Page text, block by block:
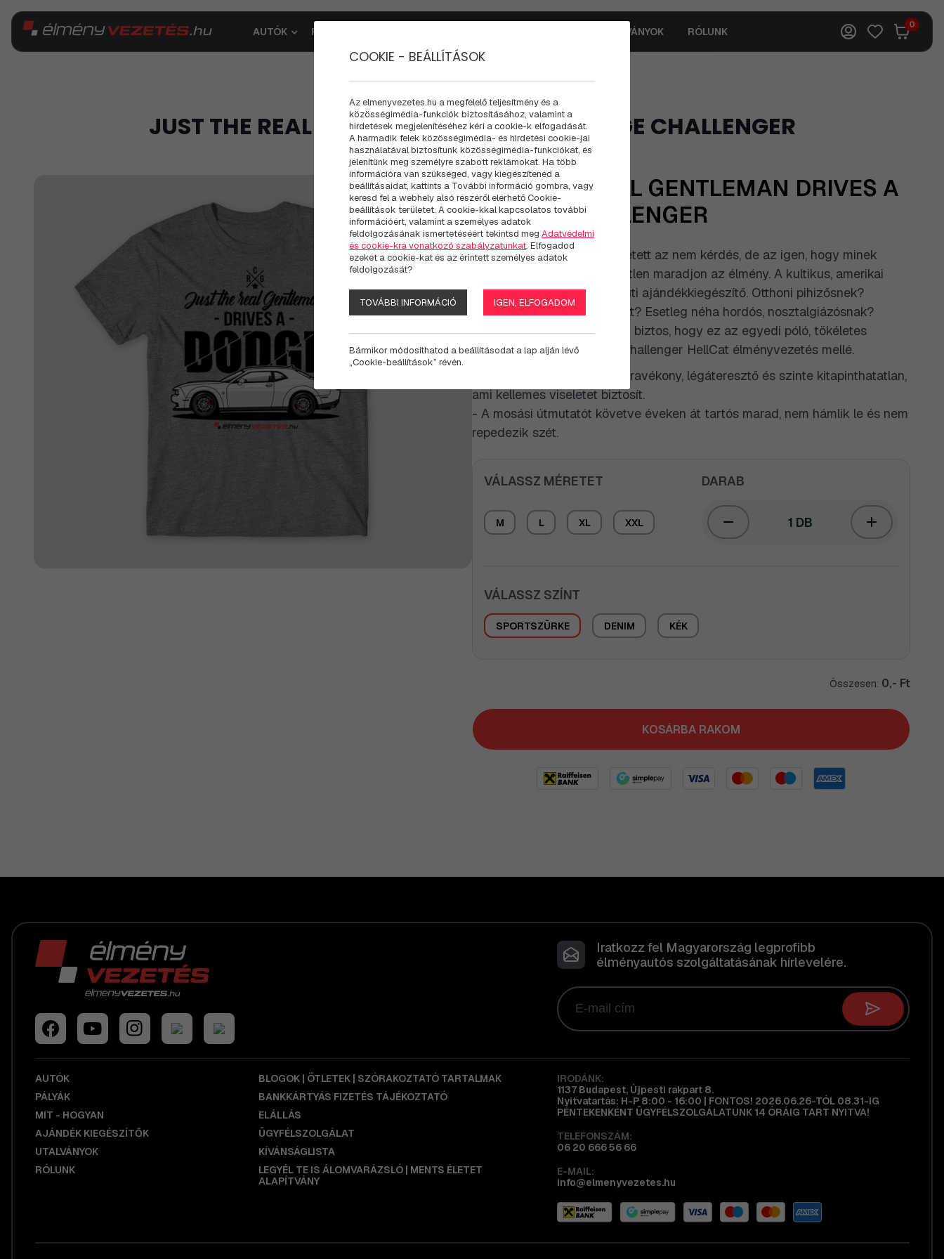
AUTÓK PÁLYÁK UTALVÁNYOK RÓLUNK
0
JUST THE REAL GENTLEMAN DRIVES A DODGE CHALLENGER
JUST THE REAL GENTLEMAN DRIVES A
DODGE CHALLENGER
Hogy Dodge sofőrnek született az nem kérdés, de az igen, hogy minek
örülne még, hogy felejthetetlen maradjon az élmény. A kultikus, amerikai
izomautó szerelmeseinek tuti ajándékkiegészítő. Otthoni pihizősnek?
Felvágósnak a haverok előtt? Esetleg néha hordós, nosztalgiázósnak?
Legyen szó bármelyikről, az biztos, hogy ez az egyedi póló, tökéletes
ajándék lehet egy Dodge Challenger HellCat élményvezetés mellé.
- A pólón található minta ultravékony, légáteresztő és szinte kitapinthatatlan,
ami kellemes viseletet biztosít.
- A mosási útmutatót követve éveken át tartós marad, nem hámlik le és nem
repedezik szét.
VÁLASSZ MÉRETET
M L XL XXL
DARAB
1 DB
VÁLASSZ SZÍNT
SPORTSZÜRKE DENIM KÉK
Összesen: 0,- Ft
KOSÁRBA RAKOM
Iratkozz fel Magyarország legprofibb
élményautós szolgáltatásának hírlevelére.
AUTÓK
PÁLYÁK
MIT - HOGYAN
AJÁNDÉK KIEGÉSZÍTŐK
UTALVÁNYOK
RÓLUNK
BLOGOK | ÖTLETEK | SZÓRAKOZTATÓ TARTALMAK
BANKKÁRTYÁS FIZETÉS TÁJÉKOZTATÓ
ELÁLLÁS
ÜGYFÉLSZOLGÁLAT
KÍVÁNSÁGLISTA
LEGYÉL TE IS ÁLOMVARÁZSLÓ | MENTS ÉLETET
ALAPÍTVÁNY
IRODÁNK:
1137 Budapest, Újpesti rakpart 8.
Nyitvatartás: H-P 8:00 - 16:00 | FONTOS! 2026.06.26-TÓL 08.31-IG
PÉNTEKENKÉNT ÜGYFÉLSZOLGÁLATUNK 14 ÓRÁIG TART NYITVA!
TELEFONSZÁM:
06 20 666 56 66
E-MAIL:
info@elmenyvezetes.hu
COOKIE - BEÁLLÍTÁSOK
Az elmenyvezetes.hu a megfelelő teljesítmény és a
közösségimédia-funkciók biztosításához, valamint a
hirdetések megjelenítéséhez kéri a cookie-k elfogadását.
A harmadik felek közösségimédia- és hirdetési cookie-jai
használatával biztosítunk közösségimédia-funkciókat, és
jelenítünk meg személyre szabott reklámokat. Ha több
információra van szükséged, vagy kiegészítenéd a
beállításaidat, kattints a További információ gombra, vagy
keresd fel a webhely alsó részéről elérhető Cookie-
beállítások területet. A cookie-kkal kapcsolatos további
információért, valamint a személyes adatok
feldolgozásának ismertetéséért tekintsd meg Adatvédelmi
és cookie-kra vonatkozó szabályzatunkat. Elfogadod
ezeket a cookie-kat és az érintett személyes adatok
feldolgozását?
TOVÁBBI INFORMÁCIÓ IGEN, ELFOGADOM
Bármikor módosíthatod a beállításodat a lap alján lévő
„Cookie-beállítások” révén.